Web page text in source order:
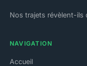
Nos trajets révèlent-ils
NAVIGATION
Accueil